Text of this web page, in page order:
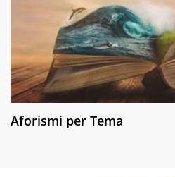
Aforismi per Tema